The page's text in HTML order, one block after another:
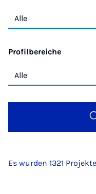
Profilbereiche
Es wurden 1321